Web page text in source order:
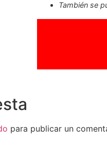
También se
para publicar un